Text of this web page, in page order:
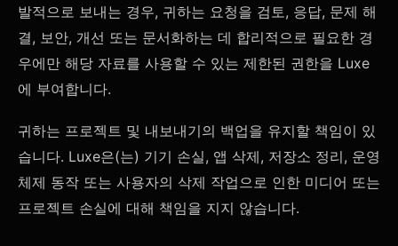
발적으로 보내는 경우, 귀하는 요청을 검토, 응답, 문제 해
결, 보안, 개선 또는 문서화하는 데 합리적으로 필요한 경
우에만 해당 자료를 사용할 수 있는 제한된 권한을 Luxe
에 부여합니다.
귀하는 프로젝트 및 내보내기의 백업을 유지할 책임이 있
습니다. Luxe은(는) 기기 손실, 앱 삭제, 저장소 정리, 운영
체제 동작 또는 사용자의 삭제 작업으로 인한 미디어 또는
프로젝트 손실에 대해 책임을 지지 않습니다.